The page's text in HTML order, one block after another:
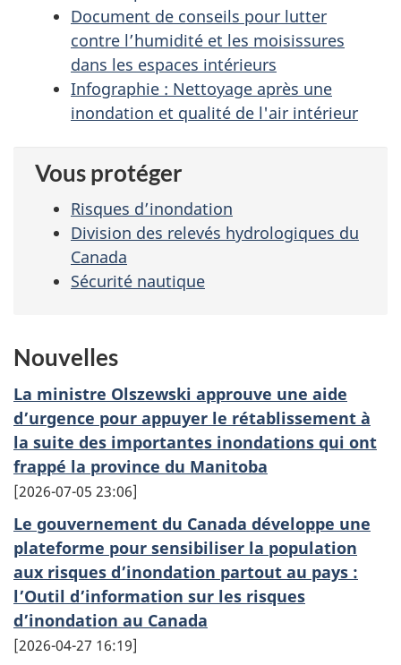
Document de conseils pour lutter
contre l’humidité et les moisissures
dans les espaces intérieurs
Infographie : Nettoyage après une
inondation et qualité de l'air intérieur
Vous protéger
Risques d’inondation
Division des relevés hydrologiques du
Canada
Sécurité nautique
Nouvelles
La ministre Olszewski approuve une aide
d’urgence pour appuyer le rétablissement à
la suite des importantes inondations qui ont
frappé la province du Manitoba
2026-07-05 23:06
Le gouvernement du Canada développe une
plateforme pour sensibiliser la population
aux risques d’inondation partout au pays :
l’Outil d’information sur les risques
d’inondation au Canada
2026-04-27 16:19